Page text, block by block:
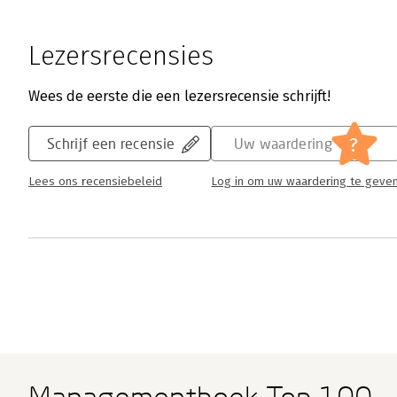
Lezersrecensies
Wees de eerste die een lezersrecensie schrijft!
Schrijf een recensie
Lees ons recensiebeleid
Uw waardering ?
Log in om uw waardering te